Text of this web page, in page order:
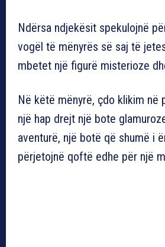
Ndërsa ndjekësit spekulojnë
vogël të mënyrës së saj të
mbetet një figurë misterioze
Në këtë mënyrë, çdo klikim në
një hap drejt një bote
aventurë, një botë që shumë i
përjetojnë qoftë edhe për një